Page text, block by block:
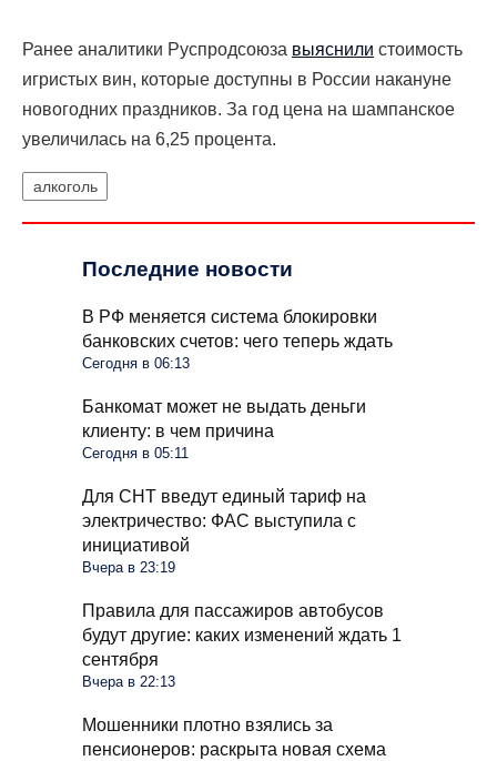
Ранее аналитики Руспродсоюза выяснили стоимость
игристых вин, которые доступны в России накануне
новогодних праздников. За год цена на шампанское
увеличилась на 6,25 процента.
алкоголь
Последние новости
В РФ меняется система блокировки
банковских счетов: чего теперь ждать
Сегодня в 06:13
Банкомат может не выдать деньги
клиенту: в чем причина
Сегодня в 05:11
Для СНТ введут единый тариф на
электричество: ФАС выступила с
инициативой
Вчера в 23:19
Правила для пассажиров автобусов
будут другие: каких изменений ждать 1
сентября
Вчера в 22:13
Мошенники плотно взялись за
пенсионеров: раскрыта новая схема